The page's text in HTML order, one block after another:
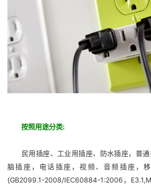
按照用途分类:
民用插座、工业用插座、防水插座，普通
脑插座，电话插座，视频、音频插座，移
{GB2099.1-2008/IEC60884-1:2006，